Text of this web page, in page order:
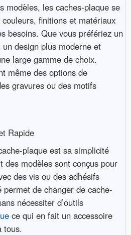
modèles, les caches-plaque se
finitions et matériaux
besoins. Que vous préfériez un
design plus moderne et
large gamme de choix.
même des options de
gravures ou des motifs
Rapide
plaque est sa simplicité
des modèles sont conçus pour
des vis ou des adhésifs
de changer de cache-
nécessiter d’outils
ce qui en fait un accessoire
tous.